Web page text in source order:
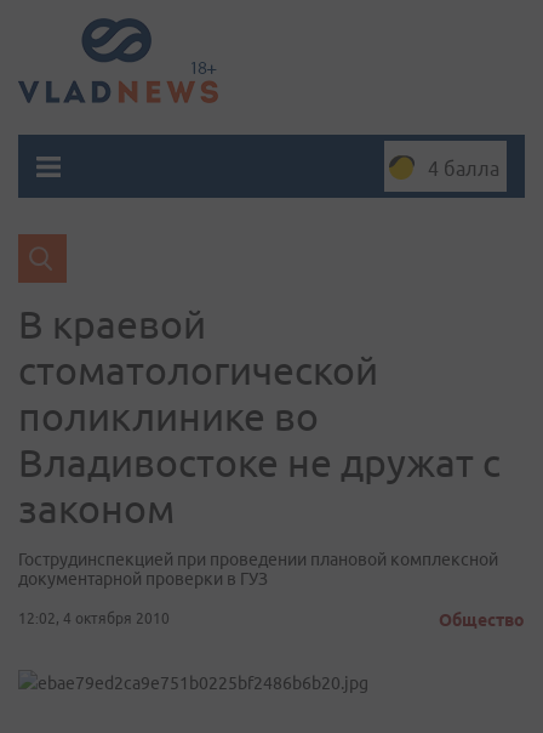
4 балла
В краевой
стоматологической
поликлинике во
Владивостоке не дружат с
законом
Гострудинспекцией при проведении плановой комплексной
документарной проверки в ГУЗ
12:02, 4 октября 2010 Общество